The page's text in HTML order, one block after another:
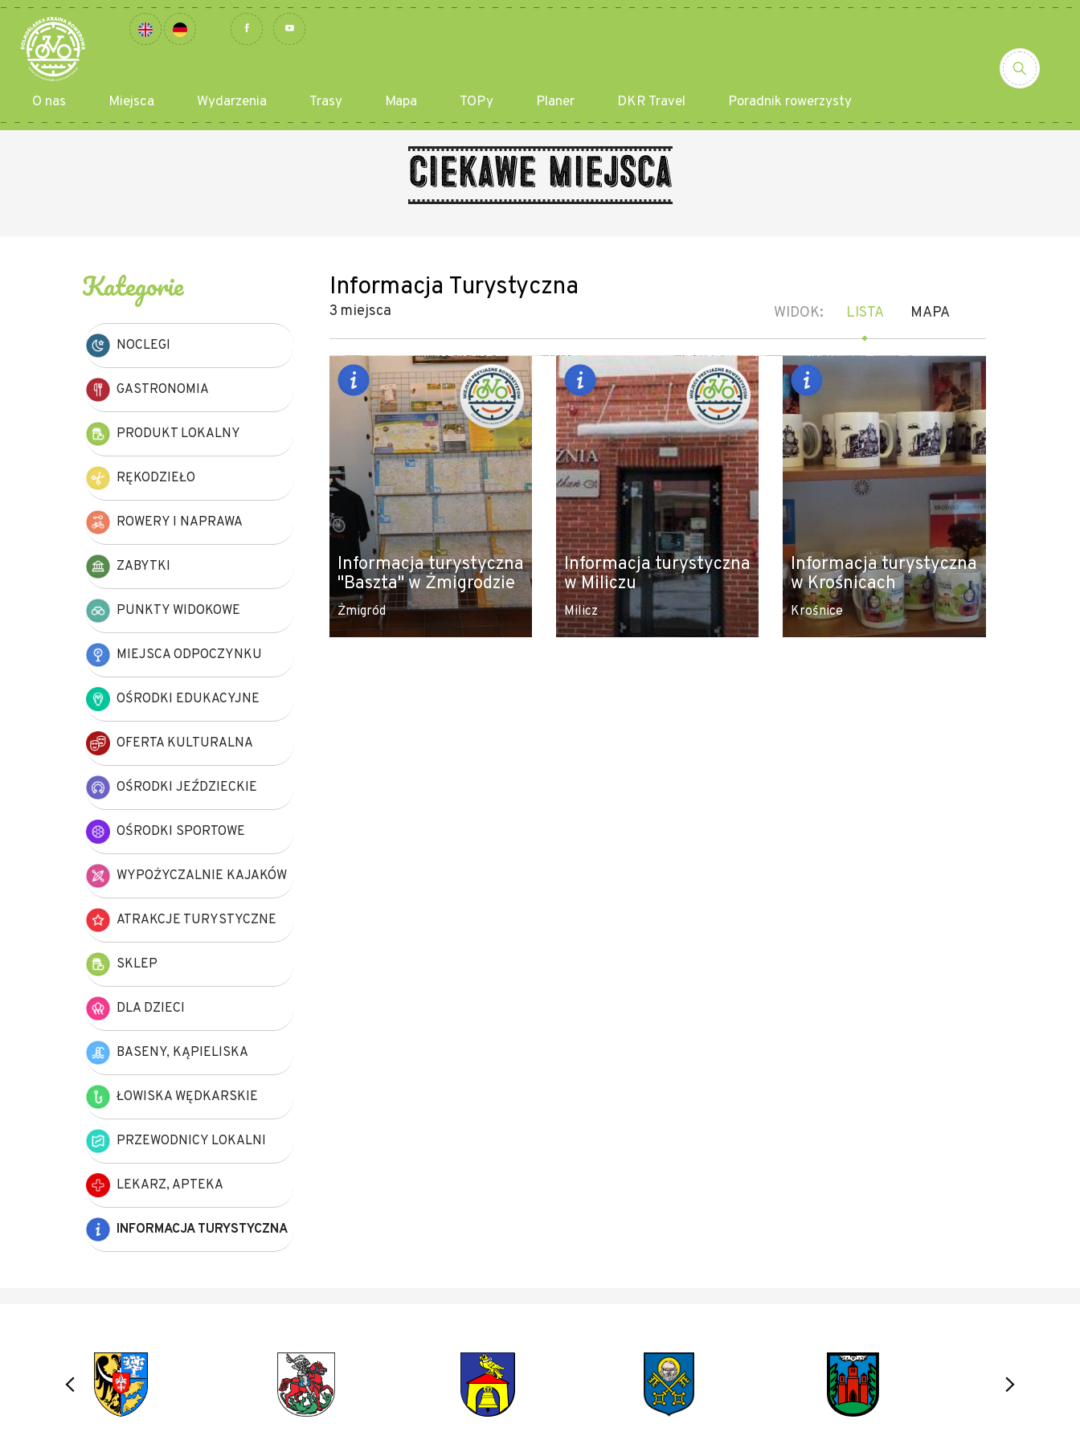
O nas Miejsca Wydarzenia Trasy Mapa TOPy Planer DKR Travel Poradnik rowerzysty
Ciekawe miejsca
Informacja Turystyczna
3 miejsca WIDOK: LISTA MAPA
+
−
Informacja turystyczna
"Baszta" w Żmigrodzie
Żmigród
Informacja turystyczna
w Miliczu
Milicz
Informacja turystyczna
w Krośnicach
Krośnice
Kategorie
NOCLEGI
GASTRONOMIA
PRODUKT LOKALNY
RĘKODZIEŁO
ROWERY I NAPRAWA
ZABYTKI
PUNKTY WIDOKOWE
MIEJSCA ODPOCZYNKU
OŚRODKI EDUKACYJNE
OFERTA KULTURALNA
OŚRODKI JEŹDZIECKIE
OŚRODKI SPORTOWE
WYPOŻYCZALNIE KAJAKÓW
ATRAKCJE TURYSTYCZNE
SKLEP
DLA DZIECI
BASENY, KĄPIELISKA
ŁOWISKA WĘDKARSKIE
PRZEWODNICY LOKALNI
LEKARZ, APTEKA
INFORMACJA TURYSTYCZNA